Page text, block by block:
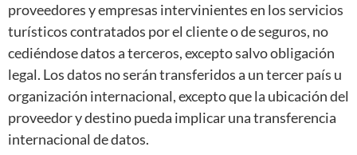
proveedores y empresas intervinientes en los servicios
turísticos contratados por el cliente o de seguros, no
cediéndose datos a terceros, excepto salvo obligación
legal. Los datos no serán transferidos a un tercer país u
organización internacional, excepto que la ubicación del
proveedor y destino pueda implicar una transferencia
internacional de datos.